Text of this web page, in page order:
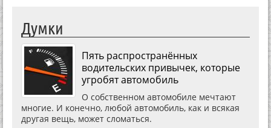
Думки
Пять распространённых
водительских привычек, которые
угробят автомобиль
О собственном автомобиле мечтают
многие. И конечно, любой автомобиль, как и всякая
другая вещь, может сломаться.